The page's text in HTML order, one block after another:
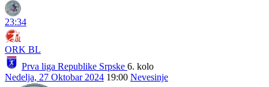
23:34
ORK BL
Prva liga Republike Srpske 6. kolo
Nedelja, 27 Oktobar 2024 19:00 Nevesinje